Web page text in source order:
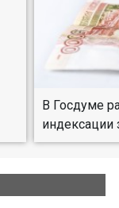
В Госдуме
индексации